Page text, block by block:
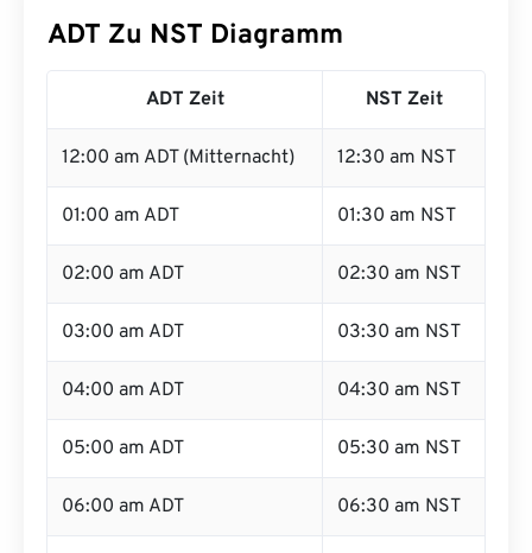
ADT Zu NST Diagramm
ADT Zeit NST Zeit
12:00 am ADT (Mitternacht) 12:30 am NST
01:00 am ADT 01:30 am NST
02:00 am ADT 02:30 am NST
03:00 am ADT 03:30 am NST
04:00 am ADT 04:30 am NST
05:00 am ADT 05:30 am NST
06:00 am ADT 06:30 am NST